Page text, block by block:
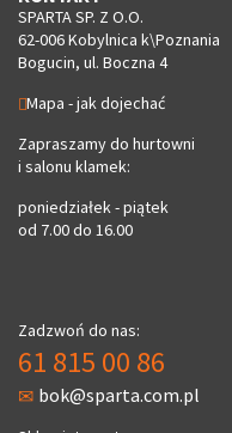
SPARTA SP. Z O.O.
62-006 Kobylnica k\Poznania
Bogucin, ul. Boczna 4
Mapa - jak dojechać
Zapraszamy do hurtowni
i salonu klamek:
poniedziałek - piątek
od 7.00 do 16.00
Zadzwoń do nas:
61 815 00 86
bok@sparta.com.pl